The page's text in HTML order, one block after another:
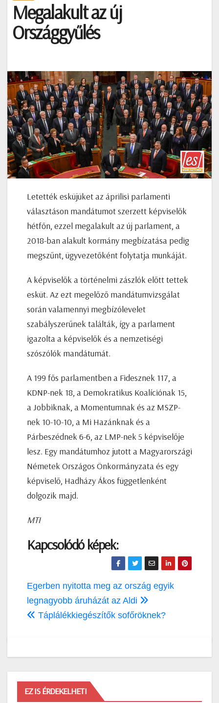
Megalakult az új
Országgyűlés
Letették esküjüket az áprilisi parlamenti
választáson mandátumot szerzett képviselők
hétfőn, ezzel megalakult az új parlament, a
2018-ban alakult kormány megbízatása pedig
megszűnt, ügyvezetőként folytatja munkáját.
A képviselők a történelmi zászlók előtt tettek
esküt. Az ezt megelőző mandátumvizsgálat
során valamennyi megbízólevelet
szabályszerűnek találták, így a parlament
igazolta a képviselők és a nemzetiségi
szószólók mandátumát.
A 199 fős parlamentben a Fidesznek 117, a
KDNP-nek 18, a Demokratikus Koalíciónak 15,
a Jobbiknak, a Momentumnak és az MSZP-
nek 10-10-10, a Mi Hazánknak és a
Párbeszédnek 6-6, az LMP-nek 5 képviselője
lesz. Egy mandátumhoz jutott a Magyarországi
Németek Országos Önkormányzata és egy
képviselő, Hadházy Ákos függetlenként
dolgozik majd.
MTI
Kapcsolódó képek:
Bejegyzés
navigáció
Egerben nyitotta meg az ország egyik
legnagyobb áruházát az Aldi
Táplálékkiegészítők sofőröknek?
EZ IS ÉRDEKELHETI